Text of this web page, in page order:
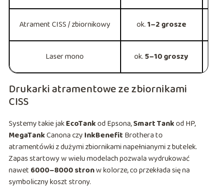
Atrament CISS / zbiornikowy ok.1–2 grosze
Laser mono ok. 5–10 groszy
Drukarki atramentowe ze zbiornikami
CISS
Systemy takie jakEcoTankod Epsona,Smart Tankod HP,
MegaTankCanona czy InkBenefit Brothera to
atramentówki z dużymi zbiornikami napełnianymi z butelek.
Zapas startowy w wielu modelach pozwala wydrukować
nawet 6000–8000 stronw kolorze, co przekłada się na
symboliczny koszt strony.